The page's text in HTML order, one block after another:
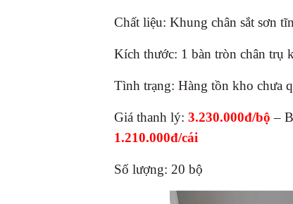
Chất liệu: Khung chân sắt sơn
Kích thước: 1 bàn tròn chân trụ
Tình trạng: Hàng tồn kho chưa
Giá thanh lý: 3.230.000đ/bộ –
1.210.000đ/cái
Số lượng: 20 bộ